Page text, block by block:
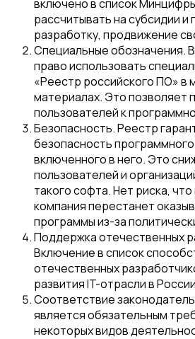
включено в список
рассчитывать на субсидии и
разработку, продвижение
Специальные обозначения.
право использовать
«Реестр российского ПО» в
материалах. Это позволяет
пользователей к
Безопасность. Реестр
безопасность
включенного в него. Это
пользователей и
такого софта. Нет риска,
компания перестанет
программы из-за
Поддержка отечественных
Включение в список
отечественных
развития IT-отрасли в
Соответствие
является обязательным
некоторых видов